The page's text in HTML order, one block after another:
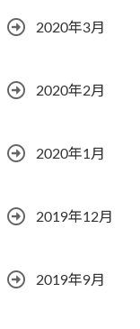
2020年3月
2020年2月
2020年1月
2019年12月
2019年9月